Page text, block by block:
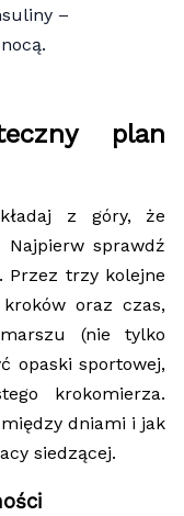
–
plan
z góry, że
sprawdź
Przez trzy kolejne
oraz czas,
(nie tylko
opaski sportowej,
krokomierza.
dniami i jak
siedzącej.